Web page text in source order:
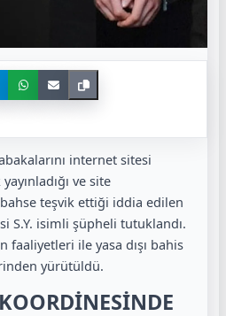
internet sitesi
ve site
bahse teşvik ettiği iddia edilen
S.Y. isimli şüpheli tutuklandı.
faaliyetleri ile yasa dışı bahis
yürütüldü.